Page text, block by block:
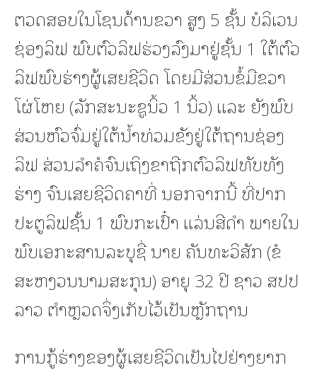
ຕວດສອບໃນໂຊນດ້ານຂວາ ສູງ 5 ຊັ້ນ ບໍລິເວນ
ຊ່ອງລິຟ ພົບຕົວລິຟຮ່ວງລົງມາຢູ່ຊັ້ນ 1 ໃຕ້ຕົວ
ລິຟພົບຮ່າງຜູ້ເສຍຊີວິດ ໂດຍມີສ່ວນຂໍ້ມືຂວາ
ໂຜ່ໂຫຍ (ລັກສະນະຊູນິ້ວ 1 ນິ້ວ) ແລະ ຍັງພົບ
ສ່ວນຫົວຈົ່ມຢູ່ໃຕ້ນ້ຳທ່ວມຂັງຢູ່ໃຕ້ຖານຊ່ອງ
ລິຟ ສ່ວນລຳຄໍຈົນເຖິງຂາຖືກຕົວລິຟທັບທັງ
ຮ່າງ ຈົນເສຍຊີວິດຄາທີ່ ນອກຈາກນີ້ ທີ່ປາກ
ປະຕູລິຟຊັ້ນ 1 ພົບກະເປົ໋າ ແລ່ນສີດຳ ພາຍໃນ
ພົບເອກະສານລະບຸຊື່ ນາຍ ຄັນທະວິສັກ (ຂໍ
ສະຫງວນນາມສະກຸນ) ອາຍຸ 32 ປີ ຊາວ ສປປ
ລາວ ຕຳຫຼວດຈຶ່ງເກັບໄວ້ເປັນຫຼັກຖານ
ການກູ້ຮ່າງຂອງຜູ້ເສຍຊີວິດເປັນໄປຢ່າງຍາກ